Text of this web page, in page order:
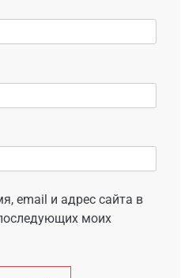
email и адрес сайта в
моих